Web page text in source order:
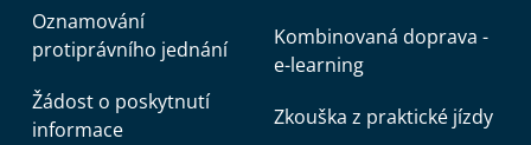
Oznamování
protiprávního jednání
Žádost o poskytnutí
informace
Kombinovaná doprava -
e-learning
Zkouška z praktické jízdy